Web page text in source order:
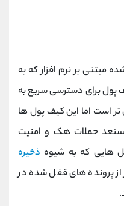
مبتنی بر نرم افزار که به
پول برای دسترسی سریع به
است اما این کیف پول ها
حملات هک و امنیت
هایی که به شیوه ذخیره
پرونده های قفل شده در